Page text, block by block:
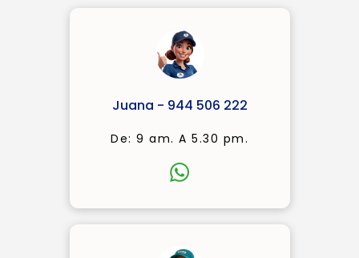
Juana - 944 506 222
De: 9 am. A 5.30 pm.